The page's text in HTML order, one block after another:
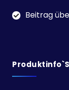
Beitrag
Produktinfo`s